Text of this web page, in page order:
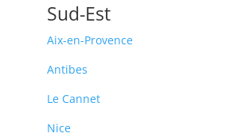
Sud-Est
Aix-en-Provence
Antibes
Le Cannet
Nice